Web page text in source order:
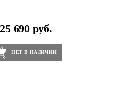
25 690 руб.
НЕТ В НАЛИЧИИ